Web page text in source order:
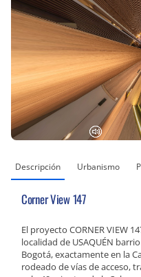
Descripción Urbanismo
Corner View 147
El proyecto CORNER VIEW
localidad de USAQUÉN
Bogotá, exactamente en la
rodeado de vías de acceso,